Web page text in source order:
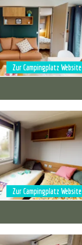
Zur Campingplatz Website
Zur Campingplatz Website